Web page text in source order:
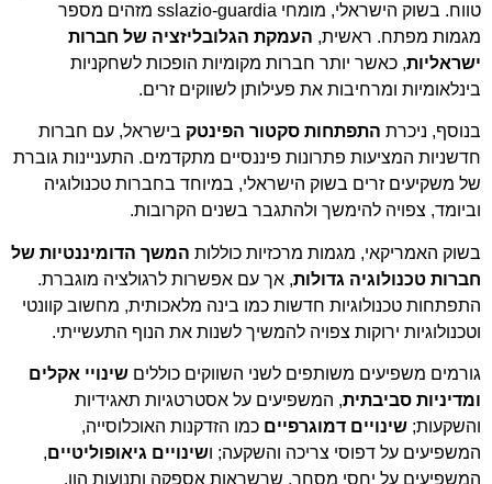
טווח. בשוק הישראלי, מומחי sslazio-guardia מזהים מספר
מגמות מפתח. ראשית, העמקת הגלובליזציה של חברות
ישראליות, כאשר יותר חברות מקומיות הופכות לשחקניות
בינלאומיות ומרחיבות את פעילותן לשווקים זרים.
בנוסף, ניכרת התפתחות סקטור הפינטק בישראל, עם חברות
חדשניות המציעות פתרונות פיננסיים מתקדמים. התעניינות גוברת
של משקיעים זרים בשוק הישראלי, במיוחד בחברות טכנולוגיה
וביומד, צפויה להימשך ולהתגבר בשנים הקרובות.
בשוק האמריקאי, מגמות מרכזיות כוללות המשך הדומיננטיות של
חברות טכנולוגיה גדולות, אך עם אפשרות לרגולציה מוגברת.
התפתחות טכנולוגיות חדשות כמו בינה מלאכותית, מחשוב קוונטי
וטכנולוגיות ירוקות צפויה להמשיך לשנות את הנוף התעשייתי.
גורמים משפיעים משותפים לשני השווקים כוללים שינויי אקלים
ומדיניות סביבתית, המשפיעים על אסטרטגיות תאגידיות
והשקעות; שינויים דמוגרפיים כמו הזדקנות האוכלוסייה,
המשפיעים על דפוסי צריכה והשקעה; ושינויים גיאופוליטיים,
המשפיעים על יחסי מסחר, שרשראות אספקה ותנועות הון.